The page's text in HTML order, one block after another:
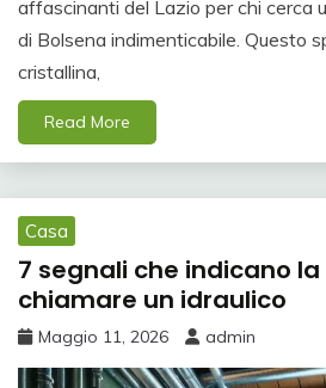
affascinanti del Lazio per chi cerca
di Bolsena indimenticabile. Questo
cristallina,
Read More
Casa
7 segnali che indicano
chiamare un idraulico
Maggio 11, 2026 admin